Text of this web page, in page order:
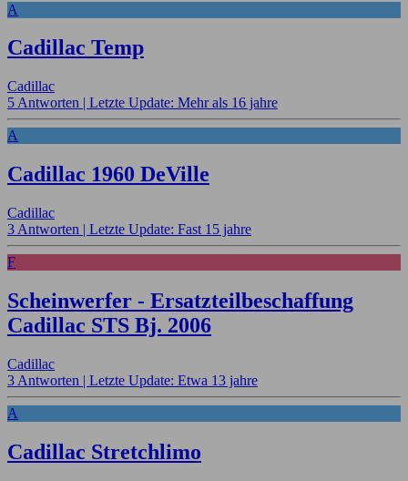
A
Cadillac Temp
Cadillac
5 Antworten | Letzte Update: Mehr als 16 jahre
A
Cadillac 1960 DeVille
Cadillac
3 Antworten | Letzte Update: Fast 15 jahre
F
Scheinwerfer - Ersatzteilbeschaffung
Cadillac STS Bj. 2006
Cadillac
3 Antworten | Letzte Update: Etwa 13 jahre
A
Cadillac Stretchlimo